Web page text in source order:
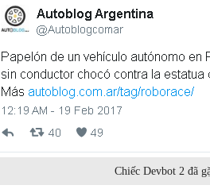
Chiếc Devbot 2 đã